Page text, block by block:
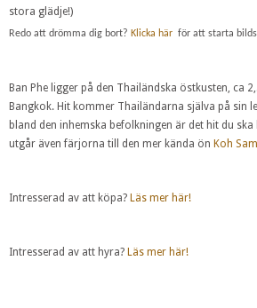
stora glädje!)
Redo att drömma dig bort? Klicka här för att starta
Ban Phe ligger på den Thailändska östkusten, ca
Bangkok. Hit kommer Thailändarna själva på sin
bland den inhemska befolkningen är det hit du ska
utgår även färjorna till den mer kända ön Koh
Intresserad av att köpa? Läs mer här!
Intresserad av att hyra? Läs mer här!